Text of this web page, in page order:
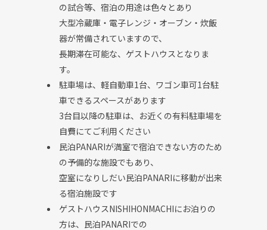
の試合等、 宿泊の用途は色々とあり
大型冷蔵庫・電子レンジ・オーブン・炊飯
器が常備されていますので、
長期滞在可能な、ゲストハウスとなりま
す。
駐車場は、軽自動車1台、ワゴン車可1台駐
車できるスペースがあります
3台目以降の駐車は、お近くの有料駐車場を
自費にてご利用ください
民泊PANARIが満室で宿泊できない方のため
の予備的な施設でもあり、
空室になりしだい民泊PANARIに移動が出来
る宿泊施設です
ゲストハウスNISHIHONMACHIにお泊りの
方は、民泊PANARIでの